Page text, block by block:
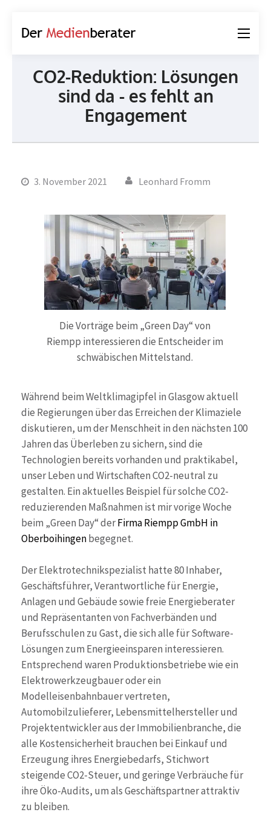
CO2-Reduktion: Lösungen
sind da - es fehlt an
Engagement
3. November 2021 Leonhard Fromm
Die Vorträge beim „Green Day“ von
Riempp interessieren die Entscheider im
schwäbischen Mittelstand.
Während beim Weltklimagipfel in Glasgow aktuell
die Regierungen über das Erreichen der Klimaziele
diskutieren, um der Menschheit in den nächsten 100
Jahren das Überleben zu sichern, sind die
Technologien bereits vorhanden und praktikabel,
unser Leben und Wirtschaften CO2-neutral zu
gestalten. Ein aktuelles Beispiel für solche CO2-
reduzierenden Maßnahmen ist mir vorige Woche
beim „Green Day“ derFirma Riempp GmbH in
Oberboihingenbegegnet.
Der Elektrotechnikspezialist hatte 80 Inhaber,
Geschäftsführer, Verantwortliche für Energie,
Anlagen und Gebäude sowie freie Energieberater
und Repräsentanten von Fachverbänden und
Berufsschulen zu Gast, die sich alle für Software-
Lösungen zum Energieeinsparen interessieren.
Entsprechend waren Produktionsbetriebe wie ein
Elektrowerkzeugbauer oder ein
Modelleisenbahnbauer vertreten,
Automobilzulieferer, Lebensmittelhersteller und
Projektentwickler aus der Immobilienbranche, die
alle Kostensicherheit brauchen bei Einkauf und
Erzeugung ihres Energiebedarfs, Stichwort
steigende CO2-Steuer, und geringe Verbräuche für
ihre Öko-Audits, um als Geschäftspartner attraktiv
zu bleiben.